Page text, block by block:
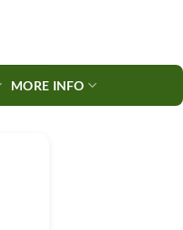
MORE INFO